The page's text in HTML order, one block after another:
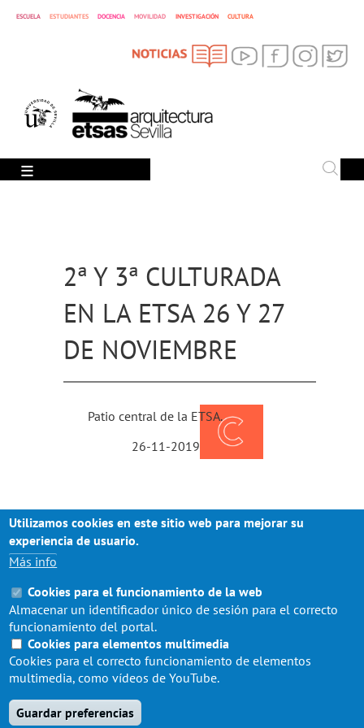
ESCUELA ESTUDIANTES DOCENCIA MOVILIDAD INVESTIGACIÓN CULTURA
2ª Y 3ª CULTURADA
EN LA ETSA 26 Y 27
DE NOVIEMBRE
Patio central de la ETSA.
26-11-2019
Los días 26 y 27 /11/2019 tendrán
lugar el segundo y tercero de los
el curso 2019-2020 en la ETSA.
Amplía noticia visitando las redes
sociales del Aula de Cultura:
Facebook,Twitter,
Utilizamos cookies en este sitio web para mejorar su
experiencia de usuario.
Más info
Cookies para el funcionamiento de la web
Almacenar un identificador único de sesión para el correcto
funcionamiento del portal.
Cookies para elementos multimedia
Cookies para el correcto funcionamiento de elementos
multimedia, como vídeos de YouTube.
Guardar preferencias